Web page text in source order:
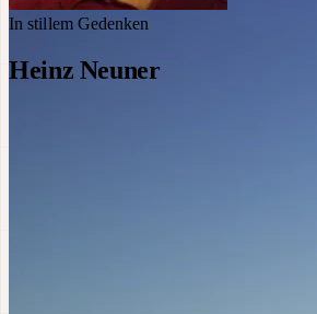
In stillem Gedenken
Heinz Neuner